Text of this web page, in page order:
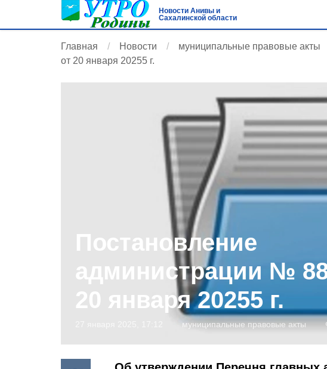
Новости Анивы и
Сахалинской области
Главная Новости муниципальные правовые акты
от 20 января 20255 г.
Постановление
администрации №
20 января 20255 г.
муниципальные правовые акты